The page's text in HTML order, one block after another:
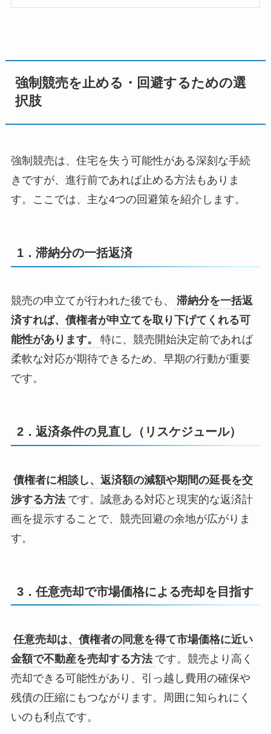
強制競売を止める・回避するための選
択肢
強制競売は、住宅を失う可能性がある深刻な手続
きですが、進行前であれば止める方法もありま
す。ここでは、主な4つの回避策を紹介します。
1．滞納分の一括返済
競売の申立てが行われた後でも、
滞納分を一括返
済すれば、債権者が申立てを取り下げてくれる可
能性があります。
特に、競売開始決定前であれば
柔軟な対応が期待できるため、早期の行動が重要
です。
2．返済条件の見直し（リスケジュール）
債権者に相談し、返済額の減額や期間の延長を交
渉する方法 です。誠意ある対応と現実的な返済計
画を提示することで、競売回避の余地が広がりま
す。
3．任意売却で市場価格による売却を目指す
任意売却は、債権者の同意を得て市場価格に近い
金額で不動産を売却する方法 です。競売より高く
売却できる可能性があり、引っ越し費用の確保や
残債の圧縮にもつながります。周囲に知られにく
いのも利点です。